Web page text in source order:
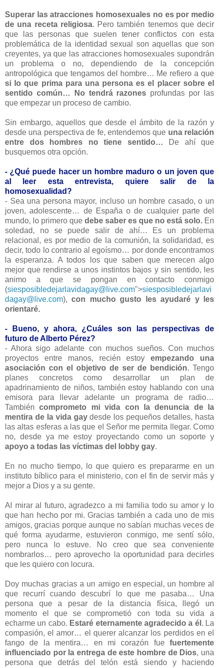
Superar las atracciones homosexuales no es por medio
de una receta religiosa. Pero también tenemos que decir
que las personas que suelen tener conflictos con esta
problemática de la identidad sexual son aquellas que son
creyentes, ya que las atracciones homosexuales supondrán
un problema o no, dependiendo de la concepción
antropológica que tengamos del hombre… Me refiero a que
si lo que prima para una persona es el placer sobre el
sentido común… No tendrá razones profundas por las
que empezar un proceso de cambio.
Sin embargo, aquellos que desde el ámbito de la razón y
desde una perspectiva de fe, entendemos que una relación
entre dos hombres no tiene sentido… De ahí que
busquemos otra opción.
- ¿Qué puede hacer un hombre maduro o un joven que
al leer esta entrevista, quiere salir de la
homosexualidad?
- Sea una persona mayor, incluso un hombre casado, o un
joven, adolescente… de España o de cualquier parte del
mundo, lo primero que debe saber es que no está solo. En
soledad, no se puede salir de ahí… Es un problema
relacional, es por medio de la comunión, la solidaridad, es
decir, todo lo contrario al egoísmo… por donde encontramos
la esperanza. A todos los que saben que merecen algo
mejor que rendirse a unos instintos bajos y sin sentido, les
animo a que se pongan en contacto conmigo
(siesposibledejarlavidagay@live.com">siesposibledejarlavi
dagay@live.com),con mucho gusto les ayudaré y les
orientaré.
- Bueno, y ahora, ¿Cuáles son las perspectivas de
futuro de Alberto Pérez?
- Ahora sigo adelante con muchos sueños. Con muchos
proyectos entre manos, recién estoyempezando una
asociación con el objetivo de ser de bendición. Tengo
planes concretos como desarrollar un plan de
apadrinamiento de niños, también estoy hablando con una
emisora para llevar adelante un programa de radio…
Tambiéncomprometo mi vida con la denuncia de la
mentira de la vida gaydesde los pequeños detalles, hasta
las altas esferas a las que el Señor me permita llegar. Como
no, desde ya me estoy proyectando como un soporte y
apoyo a todas las víctimas del lobby gay.
En no mucho tiempo, lo que quiero es prepararme en un
instituto bíblico para el ministerio, con el fin de servir más y
mejor a Dios y a su gente.
Al mirar al futuro, agradezco a mi familia todo su amor y lo
que han hecho por mi. Gracias también a cada uno de mis
amigos, gracias porque aunque no sabían muchas veces de
qué forma ayudarme, estuvieron conmigo, me sentí sólo,
pero nunca lo estuve. No creo que sea conveniente
nombrarlos… pero aprovecho la oportunidad para decirles
que les quiero con locura.
Doy muchas gracias a un amigo en especial, un hombre al
que recurrí cuando descubrí lo que me pasaba… Una
persona que a pesar de la distancia física, llegó un
momento el que se comprometió con toda su vida a
echarme un cabo. Estaré eternamente agradecido a él . La
compasión, el amor… el querer alcanzar los perdidos en el
fango de la mentira… en mi corazón fue fuertemente
influenciado por la entrega de este hombre de Dios, una
persona que detrás del telón está siendo y haciendo